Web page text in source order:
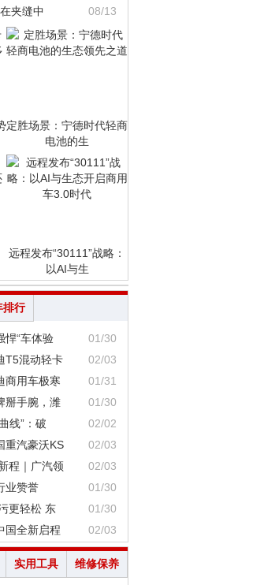
夹缝中
08/13
定胜场景：宁德时代轻商
电池的生
远程发布“30111”战略：
以AI与生
排行
悍“车体验
01/30
T5混动轻卡
02/03
商用车极寒
01/31
掰手腕，潍
01/30
线”：破
02/02
重汽豪沃KS
02/03
程｜广汽领
02/03
业赞誉
01/30
更轻松 东
01/30
国全新启程 02/03
实用工具 维修保养